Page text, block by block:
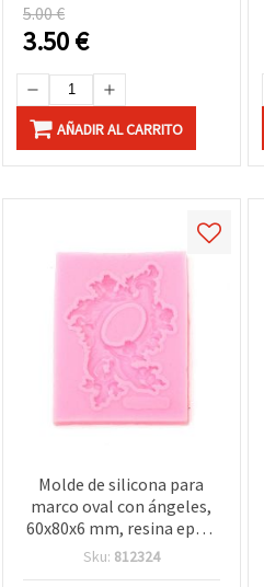
5.00 €
3.50€
AÑADIR AL CARRITO
Molde de silicona para
marco oval con ángeles,
60x80x6 mm, resina epoxi
y manualidades
Sku: 812324